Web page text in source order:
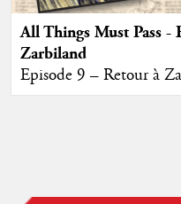
All Things Must Pass -
Zarbiland
Episode 9 – Retour à